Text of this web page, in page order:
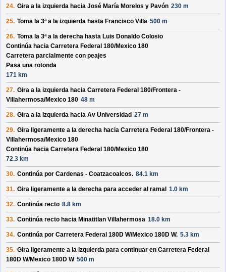
24. Gira a la izquierda hacia José María Morelos y Pavón 230 m
25. Toma la 3ª a la izquierda hasta Francisco Villa 500 m
26. Toma la 3ª a la derecha hasta Luis Donaldo Colosio
Continúa hacia Carretera Federal 180/Mexico 180
Carretera parcialmente con peajes
Pasa una rotonda
171 km
27. Gira a la izquierda hacia Carretera Federal 180/Frontera -
Villahermosa/Mexico 180 48 m
28. Gira a la izquierda hacia Av Universidad 27 m
29. Gira ligeramente a la derecha hacia Carretera Federal 180/Frontera -
Villahermosa/Mexico 180
Continúa hacia Carretera Federal 180/Mexico 180
72.3 km
30. Continúa por Cardenas - Coatzacoalcos. 84.1 km
31. Gira ligeramente a la derecha para acceder al ramal 1.0 km
32. Continúa recto 8.8 km
33. Continúa recto hacia Minatitlan Villahermosa 18.0 km
34. Continúa por Carretera Federal 180D W/Mexico 180D W. 5.3 km
35. Gira ligeramente a la izquierda para continuar en Carretera Federal
180D W/Mexico 180D W 500 m